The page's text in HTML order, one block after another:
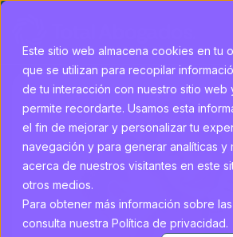
Este sitio web almacena cookies en tu
que se utilizan para recopilar
de tu interacción con nuestro sitio web
permite recordarte. Usamos esta
el fin de mejorar y personalizar tu
navegación y para generar analíticas y
acerca de nuestros visitantes en este
otros medios.
Para obtener más información sobre
consulta nuestra Política de privacidad.